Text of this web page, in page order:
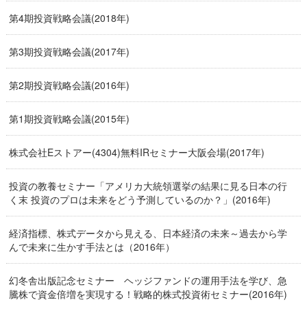
第4期投資戦略会議(2018年)
第3期投資戦略会議(2017年)
第2期投資戦略会議(2016年)
第1期投資戦略会議(2015年)
株式会社Eストアー(4304)無料IRセミナー大阪会場(2017年)
投資の教養セミナー「アメリカ大統領選挙の結果に見る日本の行
く末 投資のプロは未来をどう予測しているのか？」(2016年)
経済指標、株式データから見える、日本経済の未来～過去から学
んで未来に生かす手法とは（2016年）
幻冬舎出版記念セミナー ヘッジファンドの運用手法を学び、急
騰株で資金倍増を実現する！戦略的株式投資術セミナー(2016年)